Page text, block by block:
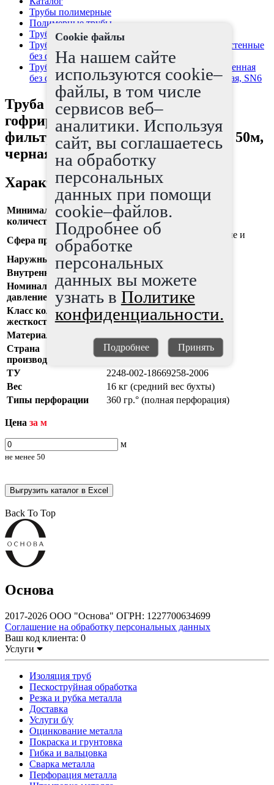
Трубы полимерные
Полимерные трубы
Трубы дренажные
Трубы дренажные гибкие гофрированные одностенные
без фильтра ПНД
Труба дренажная гибкая гофрированные одностенная
без фильтра ПНД, OD63мм, Бухты по 50м, черная, SN6
Труба дренажная гибкая
гофрированные одностенная без
фильтра ПНД, OD63мм, Бухты по 50м,
черная, SN6
Характеристики
Минимальное
количество
50
Сфера применения
дренажные системы, осушение и
водопонижение земель
Наружный диаметр
63 мм
Внутренний диаметр
Номинальное
давление (PN)
Класс кольцевой
жесткости (SN)
11
Материал
Страна
производитель
Россия
ТУ
2248-002-18669258-2006
Вес
16 кг (средний вес бухты)
Типы перфорации
360 гр.° (полная перфорация)
Цена за м
м
не менее 50
Выгрузить каталог в Excel
Back To Top
Основа
2017-2026 ООО "Основа" ОГРН: 1227700634699
Соглашение на обработку персональных данных
Ваш код клиента: 0
Услуги
Изоляция труб
Пескоструйная обработка
Резка и рубка металла
Доставка
Услуги б/у
Оцинкование металла
Покраска и грунтовка
Гибка и вальцовка
Сварка металла
Перфорация металла
Cookie файлы
На нашем сайте
используются cookie–
файлы, в том числе
сервисов веб–
аналитики. Используя
сайт, вы соглашаетесь
на обработку
персональных
данных при помощи
cookie–файлов.
Подробнее об
обработке
персональных
данных вы можете
узнать в Политике
конфиденциальности.
Подробнее Принять